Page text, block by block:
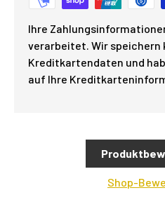
Ihre
verarbeitet. Wir speichern
Kreditkartendaten und
auf Ihre
Shop-